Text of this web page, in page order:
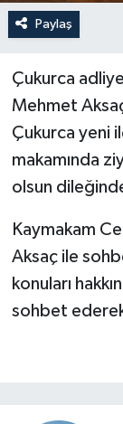
Paylaş
Çukurca
Mehmet
Çukurca yeni
makamında
olsun
Kaymakam
Aksaç ile
konuları
sohbet